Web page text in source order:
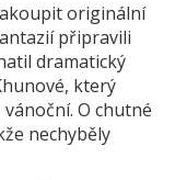
originální
připravili
dramatický
který
O chutné
nechyběly